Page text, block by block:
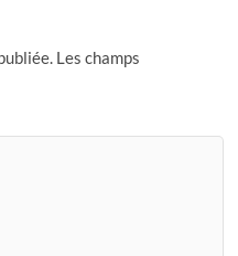
Les champs